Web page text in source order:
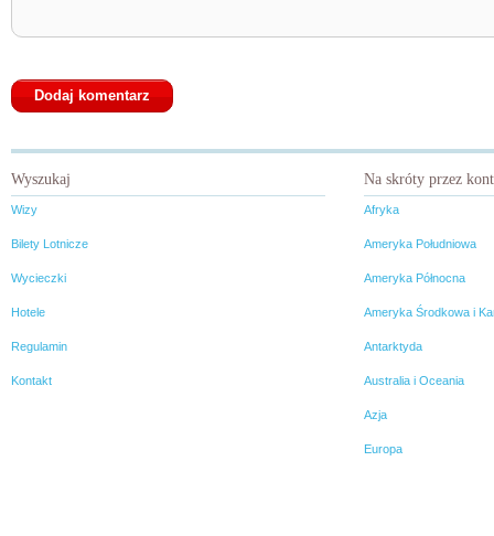
Wyszukaj
Wizy
Bilety Lotnicze
Wycieczki
Hotele
Regulamin
Kontakt
Na skróty przez
Afryka
Ameryka Południowa
Ameryka Północna
Ameryka Środkowa i
Antarktyda
Australia i Oceania
Azja
Europa